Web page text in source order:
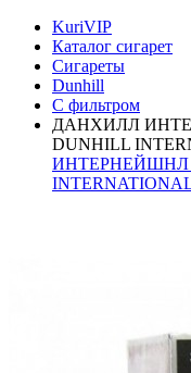
KuriVIP
Каталог сигарет
Сигареты
Dunhill
С фильтром
ДАНХИЛЛ
DUNHILL
ИНТЕРНЕЙШНЛ